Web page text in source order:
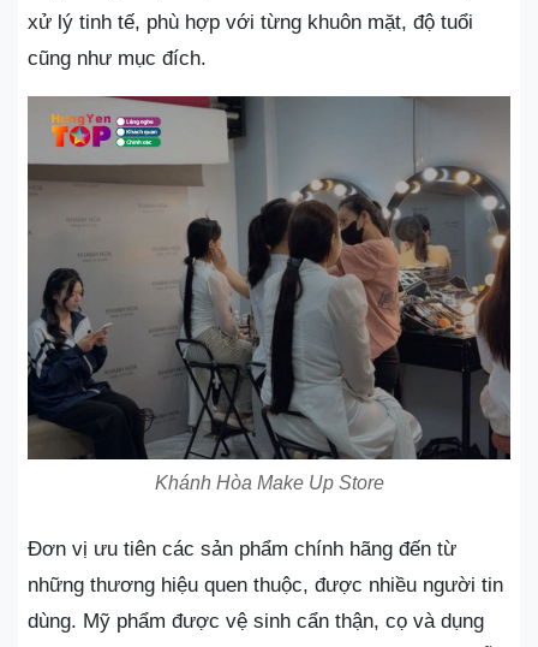
xử lý tinh tế, phù hợp với từng khuôn mặt, độ tuổi
cũng như mục đích.
Khánh Hòa Make Up Store
Đơn vị ưu tiên các sản phẩm chính hãng đến từ
những thương hiệu quen thuộc, được nhiều người tin
dùng. Mỹ phẩm được vệ sinh cẩn thận, cọ và dụng